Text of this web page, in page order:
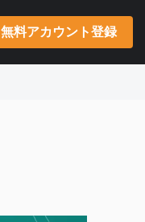
無料アカウント登録